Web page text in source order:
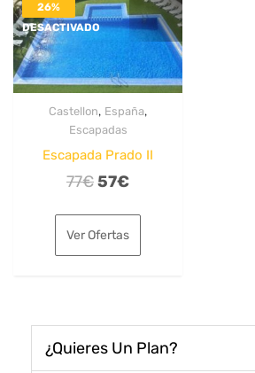
26%
DESACTIVADO
Castellon, España,
Escapadas
Escapada Prado II
77€El
original
era:
57€El
es:
Ver Ofertas
¿Quieres Un Plan?